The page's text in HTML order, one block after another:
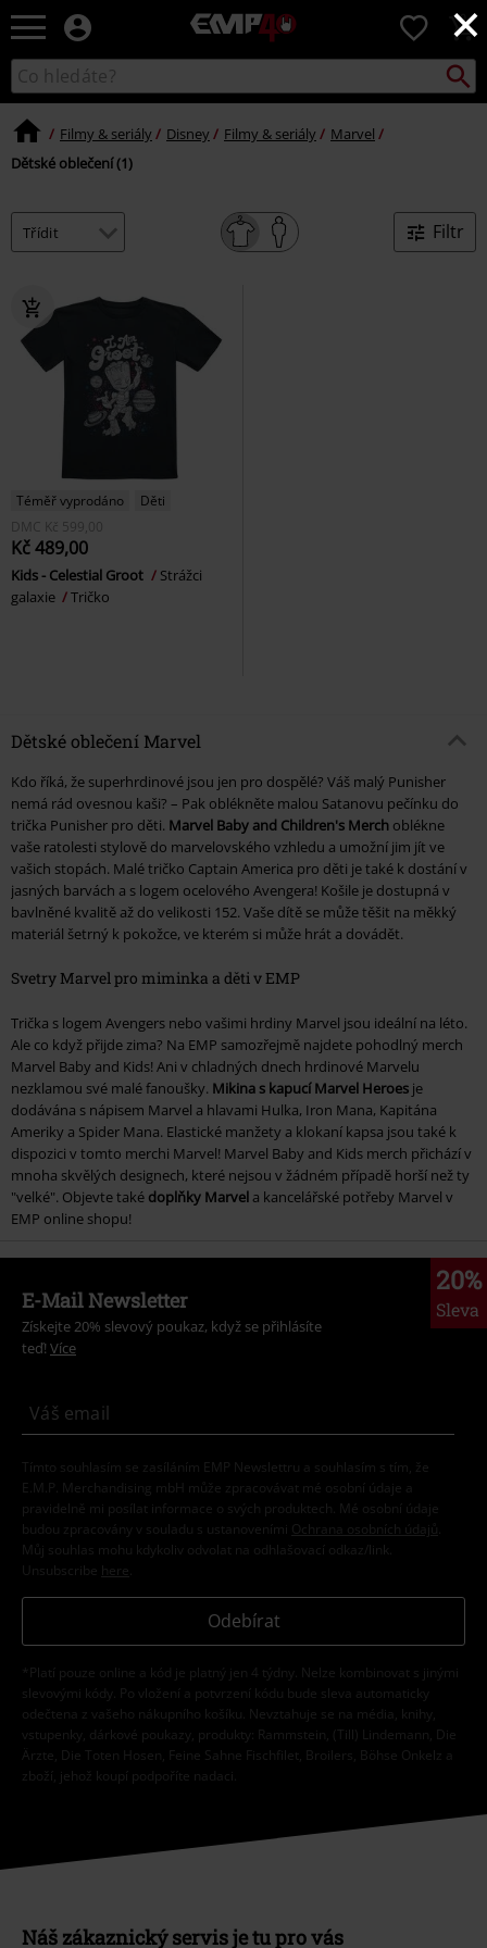
×
EMP
Hudba,
filmy
&
hráče,
Alternativní
0
Katalog
vyhledávání
Filmy & seriály Disney Filmy & seriály
Marvel
Dětské oblečení (1)
Filtr
Téměř vyprodáno
Děti
DMC
Kč 599,00
Kč 489,00
Kids - Celestial Groot
Strážci
galaxie
Tričko
Dětské oblečení Marvel
Kdo říká, že superhrdinové jsou jen pro dospělé? Váš malý Punisher
nemá rád ovesnou kaši? – Pak oblékněte malou Satanovu pečínku do
trička Punisher pro děti. Marvel Baby and Children's Merch oblékne
vaše ratolesti stylově do marvelovského vzhledu a umožní jim jít ve
vašich stopách. Malé tričko Captain America pro děti je také k dostání v
jasných barvách a s logem ocelového Avengera! Košile je dostupná v
bavlněné kvalitě až do velikosti 152. Vaše dítě se může těšit na měkký
materiál šetrný k pokožce, ve kterém si může hrát a dovádět.
Svetry Marvel pro miminka a děti v EMP
Trička s logem Avengers nebo vašimi hrdiny Marvel jsou ideální na léto.
Ale co když přijde zima? Na EMP samozřejmě najdete pohodlný merch
Marvel Baby and Kids! Ani v chladných dnech hrdinové Marvelu
nezklamou své malé fanoušky. Mikina s kapucí Marvel Heroes je
dodávána s nápisem Marvel a hlavami Hulka, Iron Mana, Kapitána
Ameriky a Spider Mana. Elastické manžety a klokaní kapsa jsou také k
dispozici v tomto merchi Marvel! Marvel Baby and Kids merch přichází v
mnoha skvělých designech, které nejsou v žádném případě horší než ty
"velké". Objevte také doplňky Marvel a kancelářské potřeby Marvel v
EMP online shopu!
20%
Sleva
E-Mail Newsletter
Získejte 20% slevový poukaz, když se přihlásíte
teď! Více
Tímto souhlasím se zasíláním EMP Newslettru a souhlasím s tím, že
E.M.P. Merchandising mbH může zpracovávat mé osobní údaje a
pravidelně mi posílat informace o svých produktech. Mé osobní údaje
budou zpracovány v souladu s ustanoveními
Ochrana osobních údajů
Můj souhlas mohu kdykoliv odvolat na odhlašovací odkaz/link.
Unsubscribe here
Odebírat
*Platí pouze online a kód je platný jen 4 týdny. Nelze kombinovat s jinými
slevovými kódy. Po vložení a potvrzení kódu bude sleva automaticky
odečtena z vašeho nákupního košíku. Nevztahuje se na média, knihy,
vstupenky, dárkové poukazy, produkty: Rammstein, (Till) Lindemann, Die
Ärzte, Die Toten Hosen, Feine Sahne Fischfilet, Broilers, Böhse Onkelz a
zboží, jehož koupí podpoříte nadaci.
Náš zákaznický servis je tu pro vás